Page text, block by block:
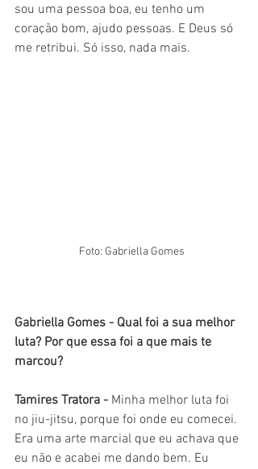
sou uma pessoa boa, eu tenho um
coração bom, ajudo pessoas. E Deus só
me retribui. Só isso, nada mais.
  Foto: Gabriella Gomes
Gabriella Gomes - Qual foi a sua melhor
luta? Por que essa foi a que mais te
marcou?
Tamires Tratora - Minha melhor luta foi
no jiu-jitsu, porque foi onde eu comecei.
Era uma arte marcial que eu achava que
eu não e acabei me dando bem. Eu